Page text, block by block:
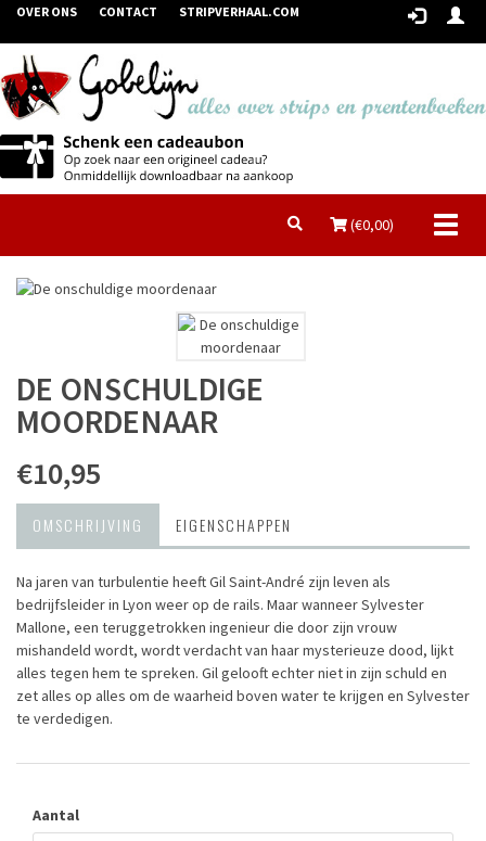
OVER ONS CONTACT STRIPVERHAAL.COM
(€0,00)
DE ONSCHULDIGE
MOORDENAAR
€10,95
OMSCHRIJVING EIGENSCHAPPEN
Na jaren van turbulentie heeft Gil Saint-André zijn leven als
bedrijfsleider in Lyon weer op de rails. Maar wanneer Sylvester
Mallone, een teruggetrokken ingenieur die door zijn vrouw
mishandeld wordt, wordt verdacht van haar mysterieuze dood, lijkt
alles tegen hem te spreken. Gil gelooft echter niet in zijn schuld en
zet alles op alles om de waarheid boven water te krijgen en Sylvester
te verdedigen.
Aantal